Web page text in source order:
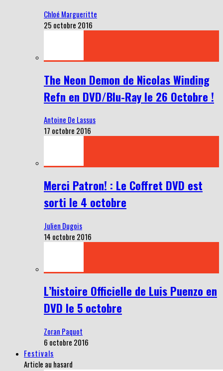
Chloé Margueritte
25 octobre 2016
The Neon Demon de Nicolas Winding
Refn en DVD/Blu-Ray le 26 Octobre !
Antoine De Lassus
17 octobre 2016
Merci Patron! : Le Coffret DVD est
sorti le 4 octobre
Julien Dugois
14 octobre 2016
L’histoire Officielle de Luis Puenzo en
DVD le 5 octobre
Zoran Paquot
6 octobre 2016
Festivals
Article au hasard